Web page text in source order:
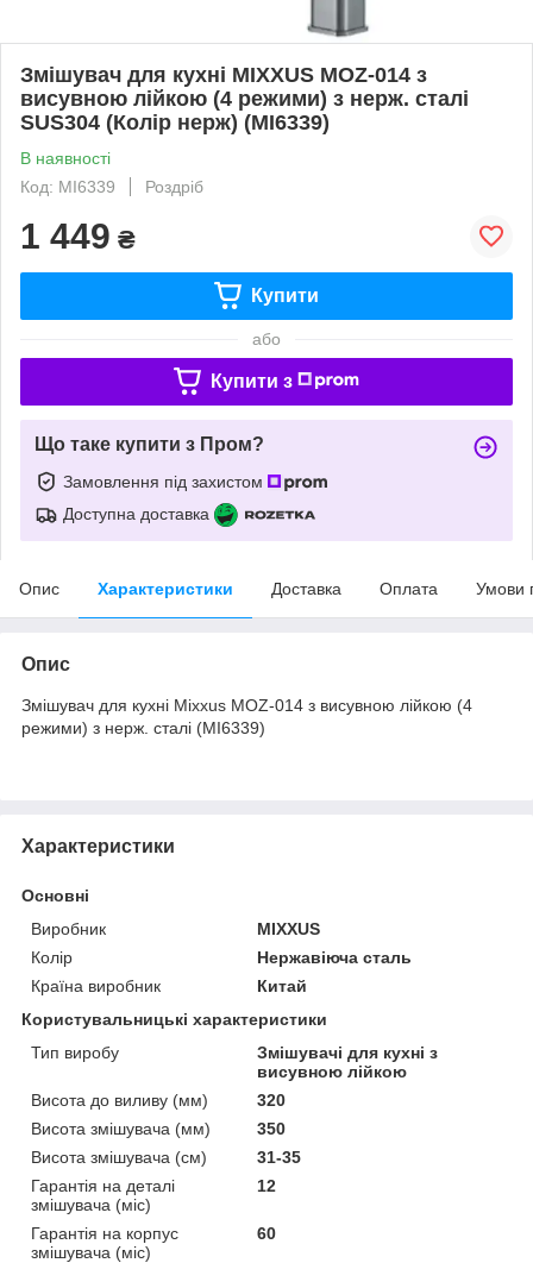
Змішувач для кухні MIXXUS MOZ-014 з
висувною лійкою (4 режими) з нерж. сталі
SUS304 (Колір нерж) (MI6339)
В наявності
Код: MI6339
Роздріб
1 449 ₴
Купити
або
Купити з
Що таке купити з Пром?
Замовлення під захистом
Доступна доставка
Опис Характеристики Доставка Оплата Умови
Опис
Змішувач для кухні Mixxus MOZ-014 з висувною лійкою (4
режими) з нерж. сталі (MI6339)
Характеристики
Основні
Виробник
MIXXUS
Колір
Нержавіюча сталь
Країна виробник
Китай
Користувальницькі характеристики
Тип виробу
Змішувачі для кухні з
висувною лійкою
Висота до виливу (мм)
320
Висота змішувача (мм)
350
Висота змішувача (см)
31-35
Гарантія на деталі
змішувача (міс)
12
Гарантія на корпус
змішувача (міс)
60